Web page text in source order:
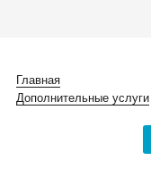
Главная
Дополнительные услуги